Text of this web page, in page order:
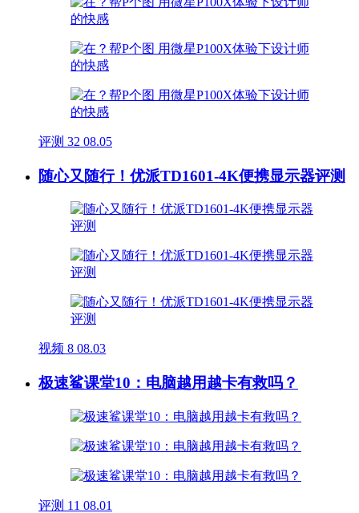
评测 32 08.05
随心又随行！优派TD1601-4K便携显示器评测
视频 8 08.03
极速鲨课堂10：电脑越用越卡有救吗？
评测 11 08.01